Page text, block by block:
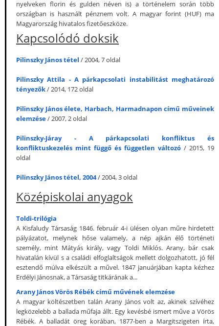
nyelveken florin és gulden néven is) a történelem során több
országban is használt pénznem volt. A magyar forint (HUF) ma
Magyarország hivatalos fizetőeszköze.
Kapcsolódó doksik
Pilinszky János tétel / 2004, 7 oldal
Pilinszky Attila - A párkapcsolati instabilitást meghatározó
tényezők/ 2014, 172 oldal
Pilinszky János élete, Harbach, Harmadnapon című műveinek
elemzése/ 2007, 2 oldal
Pilinszky-Járay - A párkapcsolati konfliktus és
konfliktuskezelés mint függő és független változó / 2015, 19
oldal
Pilinszky János tétel, 2004/ 2004, 3 oldal
Középiskolai anyagok
Toldi-trilógia
A Kisfaludy Társaság 1846. február 4-i ülésen olyan műre hirdetett
pályázatot, melynek hőse valamely, a nép ajkán élő történeti
személy, mint Mátyás király, vagy Toldi Miklós. Arany, bár csak
hivatalán kívül s a családi elfoglaltságok mellett dolgozhatott, jó fél
esztendő múlva elkészült a művel. 1847 januárjában kapta kézhez
Erdélyi Jánosnak, a Társaság titkárának a...
Arany János Vörös Rébék című művének elemzése
A magyar költészetben talán Arany János volt az, akinek szívéhez
legközelebb a ballada műfaja állt. Egy kevésbé ismert műve a Vörös
Rébék. A balladát öreg korában, 1877-ben a Margitszigeten írta,